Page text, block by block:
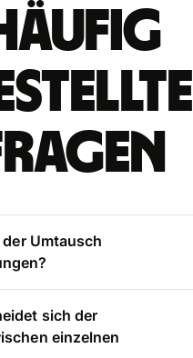
Umtausch
sich der
einzelnen